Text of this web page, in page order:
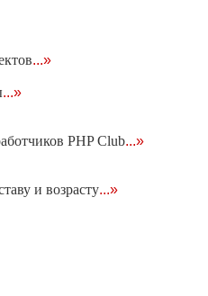
...»
...»
PHP Club...»
и возрасту...»